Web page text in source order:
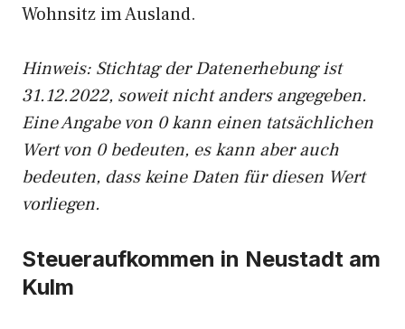
Wohnsitz im Ausland.
Hinweis: Stichtag der Datenerhebung ist
31.12.2022, soweit nicht anders angegeben.
Eine Angabe von 0 kann einen tatsächlichen
Wert von 0 bedeuten, es kann aber auch
bedeuten, dass keine Daten für diesen Wert
vorliegen.
Steueraufkommen in Neustadt am
Kulm